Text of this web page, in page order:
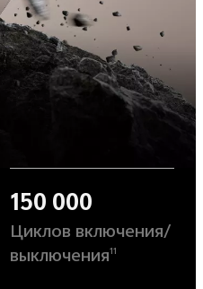
150 000
Циклов включения/
выключения11